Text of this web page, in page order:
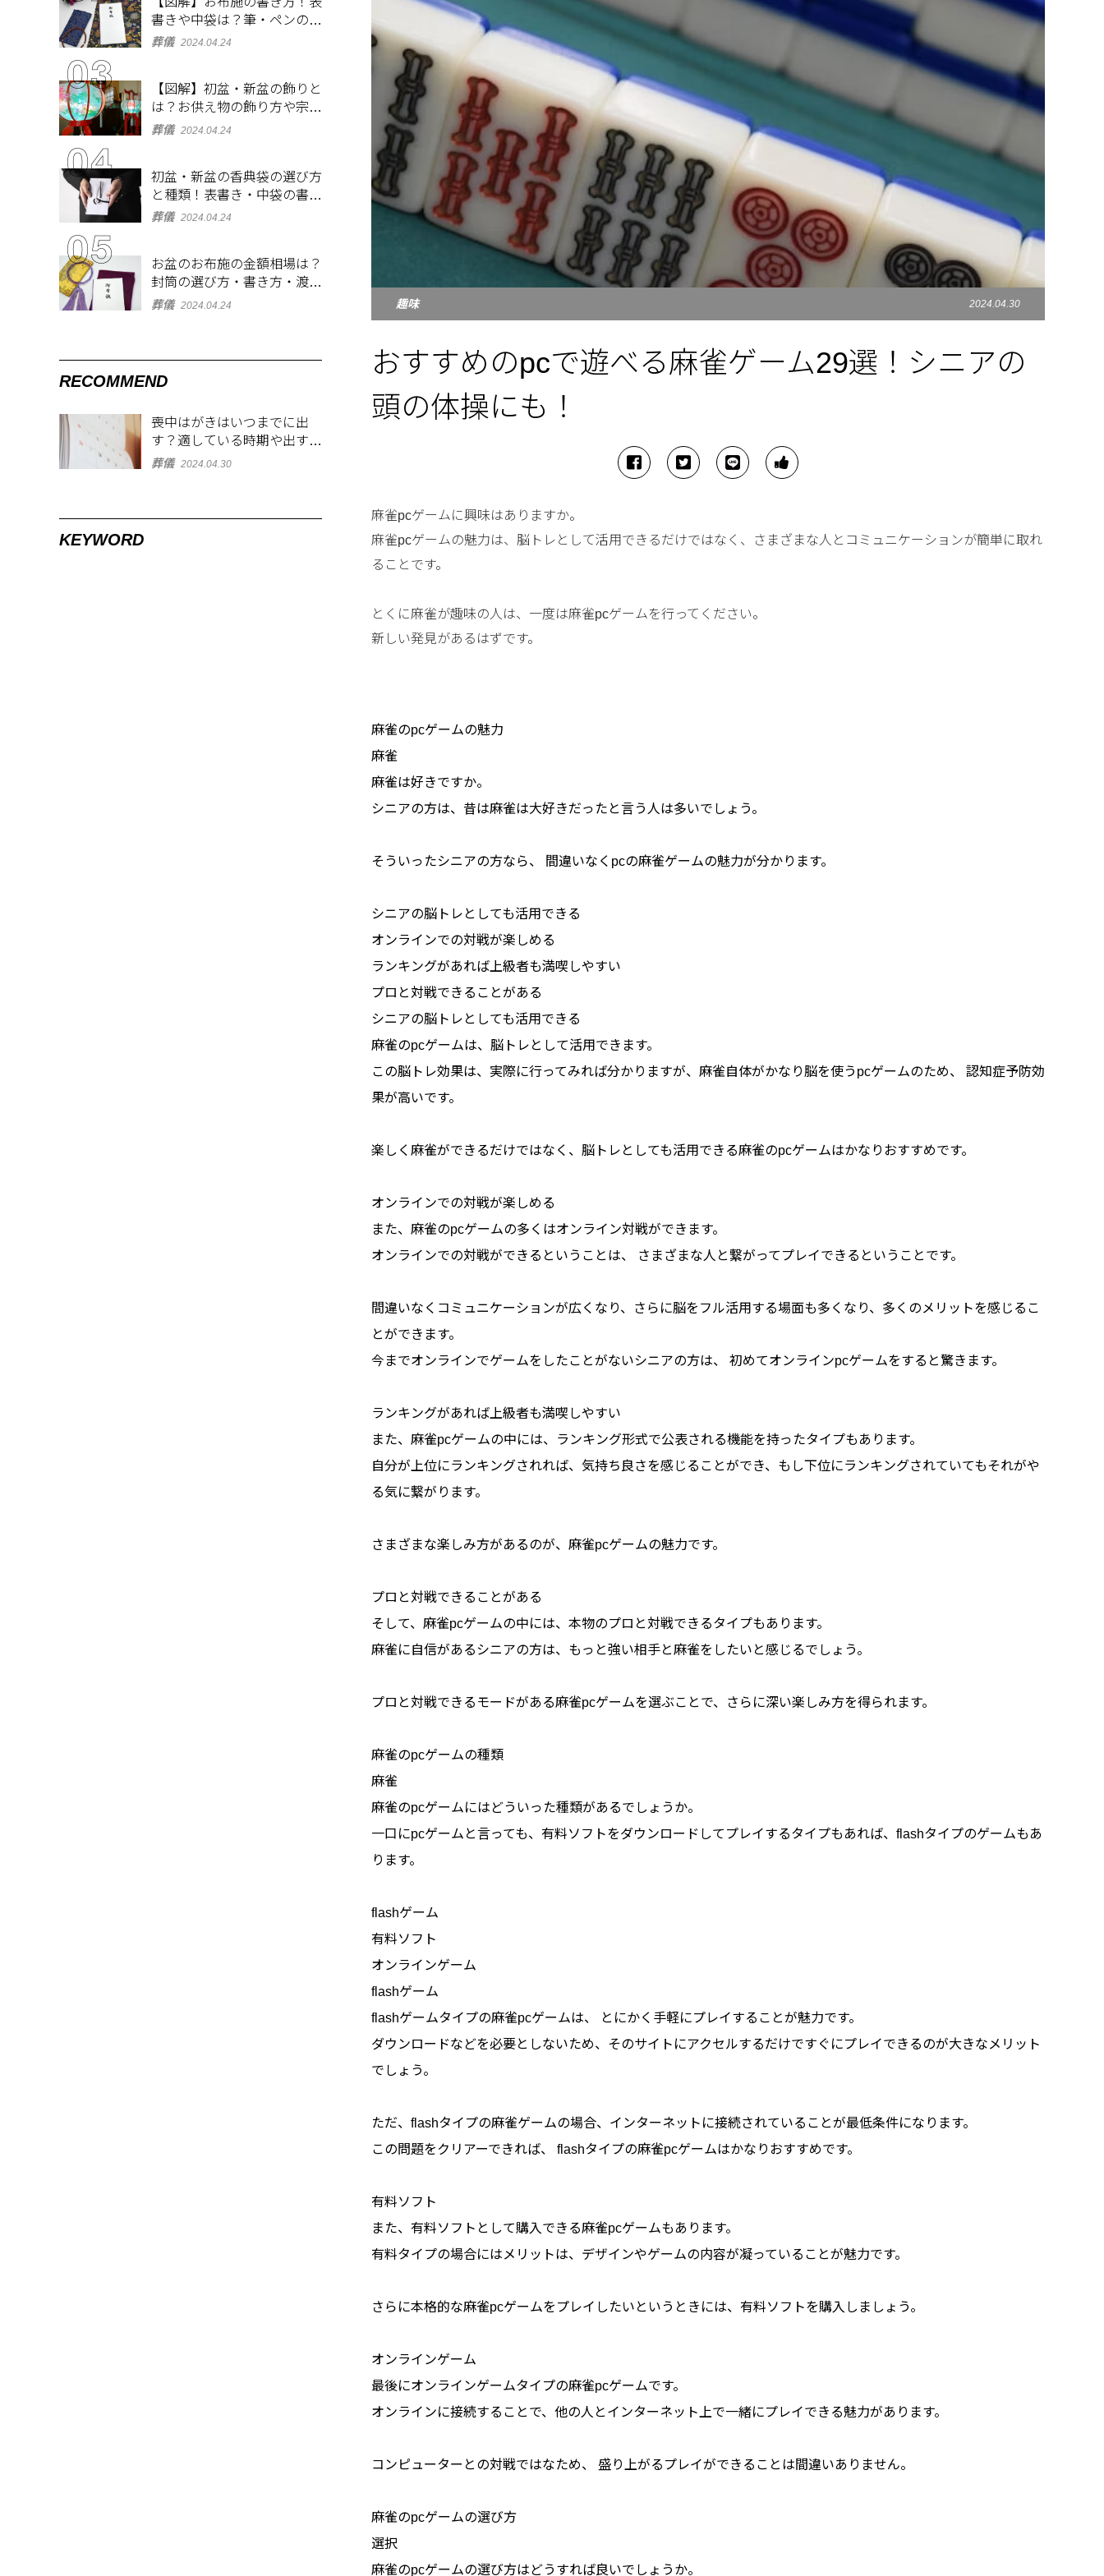
趣味 2024.04.30
おすすめのpcで遊べる麻雀ゲーム29選！シニアの
頭の体操にも！
麻雀pcゲームに興味はありますか。
麻雀pcゲームの魅力は、脳トレとして活用できるだけではなく、さまざまな人とコミュニケーションが簡単に取れ
ることです。
とくに麻雀が趣味の人は、一度は麻雀pcゲームを行ってください。
新しい発見があるはずです。
麻雀のpcゲームの魅力
麻雀
麻雀は好きですか。
シニアの方は、昔は麻雀は大好きだったと言う人は多いでしょう。
そういったシニアの方なら、 間違いなくpcの麻雀ゲームの魅力が分かります。
シニアの脳トレとしても活用できる
オンラインでの対戦が楽しめる
ランキングがあれば上級者も満喫しやすい
プロと対戦できることがある
シニアの脳トレとしても活用できる
麻雀のpcゲームは、脳トレとして活用できます。
この脳トレ効果は、実際に行ってみれば分かりますが、麻雀自体がかなり脳を使うpcゲームのため、 認知症予防効
果が高いです。
楽しく麻雀ができるだけではなく、脳トレとしても活用できる麻雀のpcゲームはかなりおすすめです。
オンラインでの対戦が楽しめる
また、麻雀のpcゲームの多くはオンライン対戦ができます。
オンラインでの対戦ができるということは、 さまざまな人と繋がってプレイできるということです。
間違いなくコミュニケーションが広くなり、さらに脳をフル活用する場面も多くなり、多くのメリットを感じるこ
とができます。
今までオンラインでゲームをしたことがないシニアの方は、 初めてオンラインpcゲームをすると驚きます。
ランキングがあれば上級者も満喫しやすい
また、麻雀pcゲームの中には、ランキング形式で公表される機能を持ったタイプもあります。
自分が上位にランキングされれば、気持ち良さを感じることができ、もし下位にランキングされていてもそれがや
る気に繋がります。
さまざまな楽しみ方があるのが、麻雀pcゲームの魅力です。
プロと対戦できることがある
そして、麻雀pcゲームの中には、本物のプロと対戦できるタイプもあります。
麻雀に自信があるシニアの方は、もっと強い相手と麻雀をしたいと感じるでしょう。
プロと対戦できるモードがある麻雀pcゲームを選ぶことで、さらに深い楽しみ方を得られます。
麻雀のpcゲームの種類
麻雀
麻雀のpcゲームにはどういった種類があるでしょうか。
一口にpcゲームと言っても、有料ソフトをダウンロードしてプレイするタイプもあれば、flashタイプのゲームもあ
ります。
flashゲーム
有料ソフト
オンラインゲーム
flashゲーム
flashゲームタイプの麻雀pcゲームは、 とにかく手軽にプレイすることが魅力です。
ダウンロードなどを必要としないため、そのサイトにアクセルするだけですぐにプレイできるのが大きなメリット
でしょう。
ただ、flashタイプの麻雀ゲームの場合、インターネットに接続されていることが最低条件になります。
この問題をクリアーできれば、 flashタイプの麻雀pcゲームはかなりおすすめです。
有料ソフト
また、有料ソフトとして購入できる麻雀pcゲームもあります。
有料タイプの場合にはメリットは、デザインやゲームの内容が凝っていることが魅力です。
さらに本格的な麻雀pcゲームをプレイしたいというときには、有料ソフトを購入しましょう。
オンラインゲーム
最後にオンラインゲームタイプの麻雀pcゲームです。
オンラインに接続することで、他の人とインターネット上で一緒にプレイできる魅力があります。
コンピューターとの対戦ではなため、 盛り上がるプレイができることは間違いありません。
麻雀のpcゲームの選び方
選択
麻雀のpcゲームの選び方はどうすれば良いでしょうか。
書きや中袋は？筆・ペンのマ
ナーとよくあるQ&A集
葬儀 2024.04.24
【図解】初盆・新盆の飾りと
は？お供え物の飾り方や宗派
ごとの違いを解説！
葬儀 2024.04.24
初盆・新盆の香典袋の選び方
と種類！表書き・中袋の書き
方、お札の入れ方も
葬儀 2024.04.24
お盆のお布施の金額相場は？
封筒の選び方・書き方・渡し
方も解説
葬儀 2024.04.24
RECOMMEND
喪中はがきはいつまでに出
す？適している時期や出す範
囲を解説！
葬儀 2024.04.30
KEYWORD